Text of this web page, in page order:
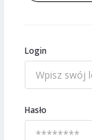
Login
Hasło